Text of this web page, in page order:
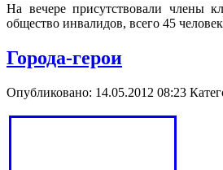
На вечере присутствовали члены
общество инвалидов, всего 45
Города-герои
Опубликовано: 14.05.2012 08:23